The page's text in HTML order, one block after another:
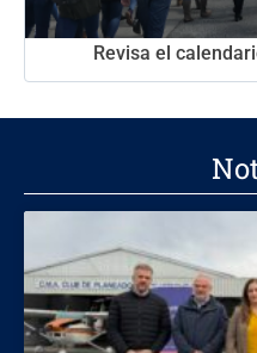
Revisa el